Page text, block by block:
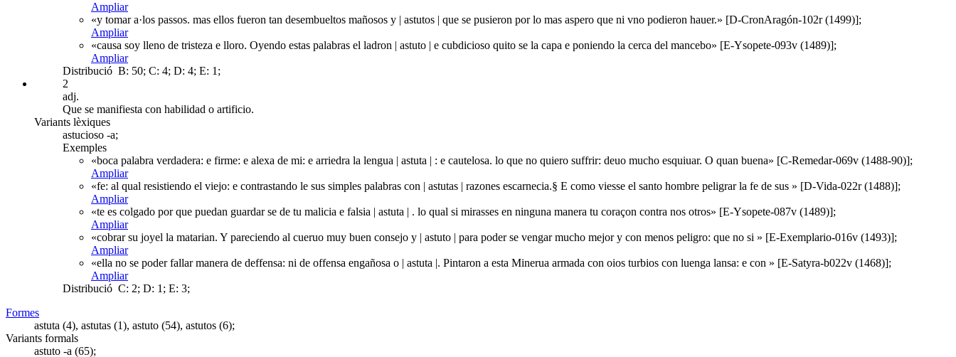
Ampliar
«y tomar a·los passos. mas ellos fueron tan desembueltos mañosos y | astutos | que se pusieron por lo mas aspero que ni vno podieron hauer.» [D-CronAragón-102r (1499)];
Ampliar
«causa soy lleno de tristeza e lloro. Oyendo estas palabras el ladron | astuto | e cubdicioso quito se la capa e poniendo la cerca del mancebo» [E-Ysopete-093v (1489)];
Ampliar
Distribució B: 50; C: 4; D: 4; E: 1;
2
adj.
Que se manifiesta con habilidad o artificio.
Variants lèxiques
astucioso -a;
Exemples
«boca palabra verdadera: e firme: e alexa de mi: e arriedra la lengua | astuta | : e cautelosa. lo que no quiero suffrir: deuo mucho esquiuar. O quan buena» [C-Remedar-069v (1488-90)];
Ampliar
«fe: al qual resistiendo el viejo: e contrastando le sus simples palabras con | astutas | razones escarnecia.§ E como viesse el santo hombre peligrar la fe de sus » [D-Vida-022r (1488)];
Ampliar
«te es colgado por que puedan guardar se de tu malicia e falsia | astuta | . lo qual si mirasses en ninguna manera tu coraçon contra nos otros» [E-Ysopete-087v (1489)];
Ampliar
«cobrar su joyel la matarian. Y pareciendo al cueruo muy buen consejo y | astuto | para poder se vengar mucho mejor y con menos peligro: que no si » [E-Exemplario-016v (1493)];
Ampliar
«ella no se poder fallar manera de deffensa: ni de offensa engañosa o | astuta |. Pintaron a esta Minerua armada con oios turbios con luenga lansa: e con » [E-Satyra-b022v (1468)];
Ampliar
Distribució C: 2; D: 1; E: 3;
Formes
astuta (4), astutas (1), astuto (54), astutos (6);
Variants formals
astuto -a (65);